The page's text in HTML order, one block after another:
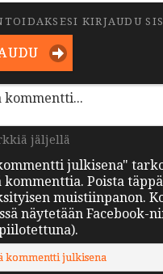
KIRJAUDU
jäljellä
julkisena"
kommenttia. Poista
muistiinpanon.
näytetään Facebook-
kommentti julkisena